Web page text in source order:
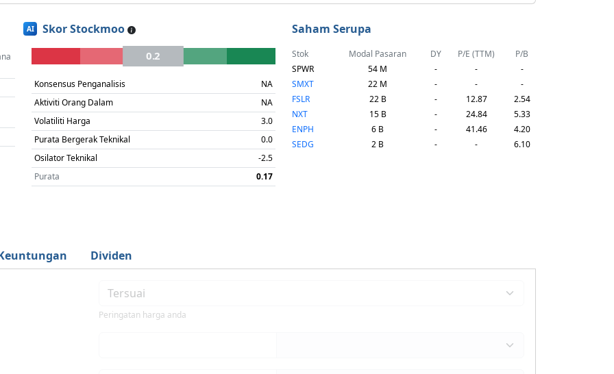
AI Skor Stockmoo
0.2
Konsensus Penganalisis
NA
Aktiviti Orang Dalam
NA
Volatiliti Harga
3.0
Purata Bergerak Teknikal
0.0
Osilator Teknikal
-2.5
Purata
0.17
Saham Serupa
Stok Modal Pasaran DY P/E (TTM)
P/B
SPWR
54 M - -
-
SMXT
22 M - -
-
FSLR
22 B - 12.87
2.54
NXT
15 B - 24.84
5.33
ENPH
6 B - 41.46
4.20
SEDG
2 B - - 6.10
Dividen
Peringatan harga anda